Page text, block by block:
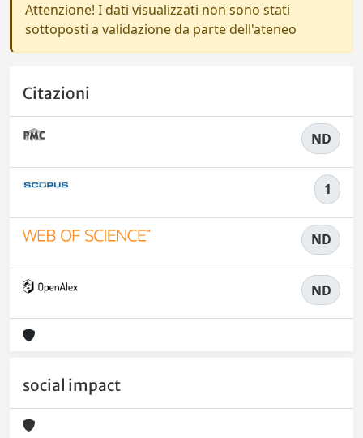
Attenzione! I dati visualizzati non sono stati
sottoposti a validazione da parte dell'ateneo
Citazioni
ND
1
ND
ND
social impact